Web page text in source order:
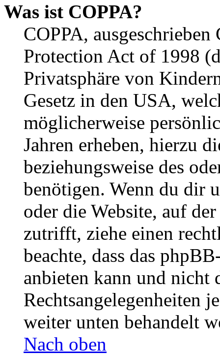
Was ist COPPA?
COPPA,
Protection Act of 1998
Privatsphäre von
Gesetz in den USA,
möglicherweise
Jahren erheben, hierzu
beziehungsweise des
benötigen. Wenn du dir
oder die Website, auf
zutrifft, ziehe einen
beachte, dass das
anbieten kann und nicht
Rechtsangelegenheiten
weiter unten behandelt
Nach oben